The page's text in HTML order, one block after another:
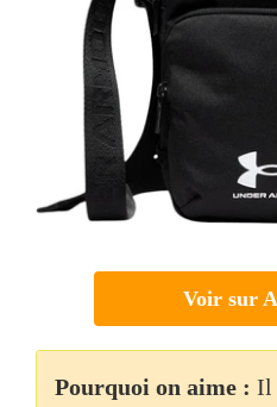
Voir sur
Pourquoi on aime : Il